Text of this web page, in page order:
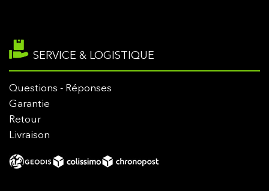
SERVICE & LOGISTIQUE
Questions - Réponses
Garantie
Retour
Livraison